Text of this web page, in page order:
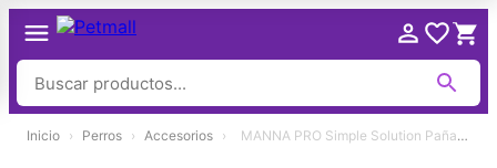
Inicio › Perros › Accesorios › MANNA PRO Simple Solution Pañales Desechables (para celo)